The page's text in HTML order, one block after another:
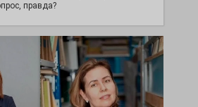
правда?